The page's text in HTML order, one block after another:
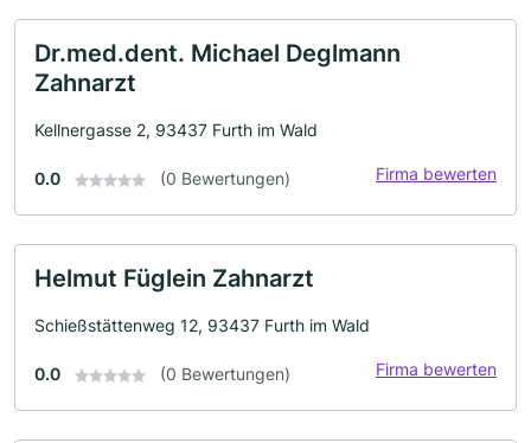
Dr.med.dent. Michael Deglmann
Zahnarzt
Kellnergasse 2, 93437 Furth im Wald
0.0 (0 Bewertungen) Firma bewerten
Helmut Füglein Zahnarzt
Schießstättenweg 12, 93437 Furth im Wald
0.0 (0 Bewertungen) Firma bewerten